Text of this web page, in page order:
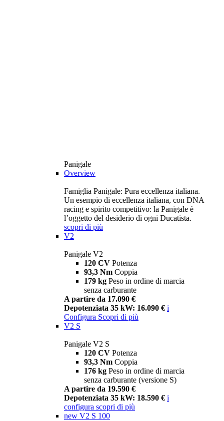
Panigale
Overview
Famiglia Panigale: Pura eccellenza italiana.
Un esempio di eccellenza italiana, con DNA
racing e spirito competitivo: la Panigale è
l’oggetto del desiderio di ogni Ducatista.
scopri di più
V2
Panigale V2
120 CV Potenza
93,3 Nm Coppia
179 kg Peso in ordine di marcia
senza carburante
A partire da 17.090 €
Depotenziata 35 kW: 16.090 € i
Configura Scopri di più
V2 S
Panigale V2 S
120 CV Potenza
93,3 Nm Coppia
176 kg Peso in ordine di marcia
senza carburante (versione S)
A partire da 19.590 €
Depotenziata 35 kW: 18.590 € i
configura scopri di più
new V2 S 100